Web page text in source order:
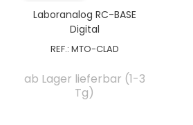
Laboranalog RC-BASE
Digital
REF.: MTO-CLAD
ab Lager lieferbar (1-3
Tg)